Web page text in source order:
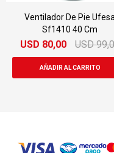
Ventilador De Pie Ufesa
Sf1410 40 Cm
USD 80,00 USD